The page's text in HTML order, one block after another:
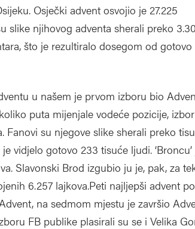
Osječki advent osvojio je 27.225
slike njihovog adventa sherali preko
što je rezultiralo dosegom od gotovo
u našem je prvom izboru bio
puta mijenjale vodeće pozicije, izbor
Fanovi su njegove slike sherali preko
vidjelo gotovo 233 tisuće ljudi. ‘Broncu’
Slavonski Brod izgubio ju je, pak, za
6.257 lajkova.Peti najljepši advent po
na sedmom mjestu je završio
FB publike plasirali su se i Velika